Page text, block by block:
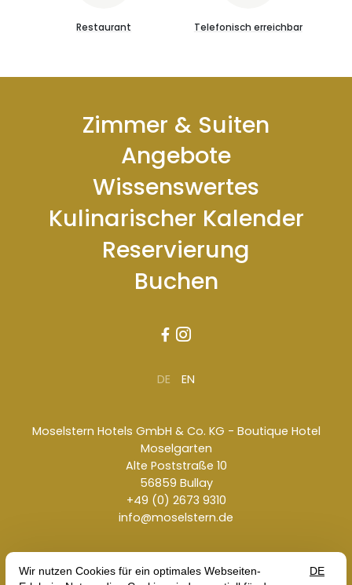
Restaurant Telefonisch erreichbar
Zimmer & Suiten
Angebote
Wissenswertes
Kulinarischer Kalender
Reservierung
Buchen
 
DE EN
Moselstern Hotels GmbH & Co. KG - Boutique Hotel
Moselgarten
Alte Poststraße 10
56859 Bullay
+49 (0) 2673 9310
info@moselstern.de
Kontakt Jobs